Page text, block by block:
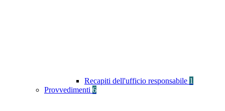
Recapiti dell'ufficio responsabile 1
Provvedimenti 6